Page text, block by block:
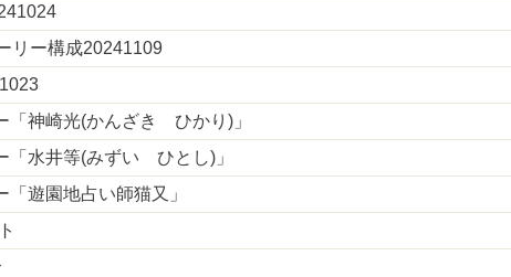
リー構成20241109
「神崎光(かんざき ひかり)」
「水井等(みずい ひとし)」
「遊園地占い師猫又」